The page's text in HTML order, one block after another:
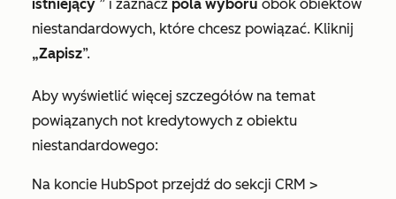
istniejący ” i zaznacz pola wyboru obok obiektów
niestandardowych, które chcesz powiązać. Kliknij
„Zapisz”.
Aby wyświetlić więcej szczegółów na temat
powiązanych not kredytowych z obiektu
niestandardowego:
Na koncie HubSpot przejdź do sekcji CRM >